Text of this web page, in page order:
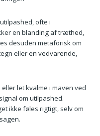
ofte i
en blanding af træthed,
desuden metaforisk om
eller en vedvarende,
let kvalme i maven ved
om utilpashed.
ikke føles rigtigt, selv om